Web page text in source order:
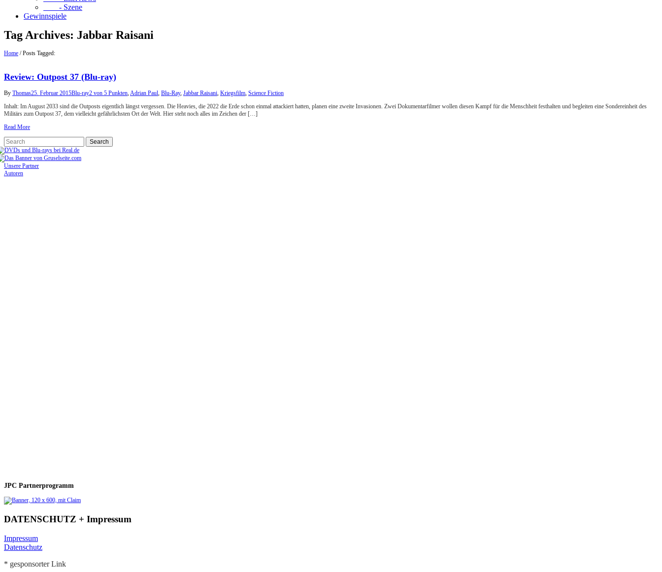
- Szene
Gewinnspiele
Tag Archives: Jabbar Raisani
Home /Posts Tagged:
Review: Outpost 37 (Blu-ray)
By Thomas25. Februar 2015Blu-ray2 von 5 Punkten,Adrian Paul, Blu-Ray, Jabbar Raisani, Kriegsfilm, Science Fiction
Inhalt: Im August 2033 sind die Outposts eigentlich längst vergessen. Die Heavies, die 2022 die Erde schon einmal attackiert hatten, planen eine zweite Invasionen. Zwei Dokumentarfilmer wollen diesen Kampf für die Menschheit festhalten und begleiten eine Sondereinheit des
Militärs zum Outpost 37, dem vielleicht gefährlichsten Ort der Welt. Hier steht noch alles im Zeichen der […]
Read More
Unsere Partner
Autoren
JPC Partnerprogramm
DATENSCHUTZ + Impressum
Impressum
Datenschutz
* gesponsorter Link